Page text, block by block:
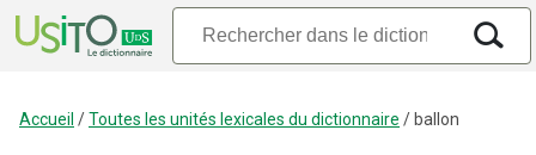
Accueil /Toutes les unités lexicales du dictionnaire / ballon